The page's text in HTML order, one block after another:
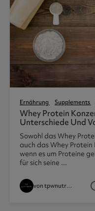
Ernährung Supplements
Whey Protein
Unterschiede Und
Sowohl das Whey
auch das Whey
wenn es um Proteine
für sich seine ...
von tpwnutritionist